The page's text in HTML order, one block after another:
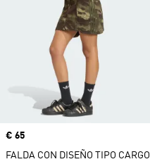
Precio
€ 65
FALDA CON DISEÑO TIPO CARGO